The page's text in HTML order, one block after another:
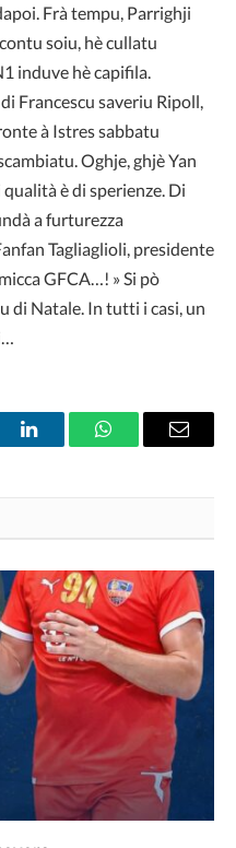
Frà tempu, Parrighji
soiu, hè cullatu
induve hè capifila.
di Francescu saveriu Ripoll,
à Istres sabbatu
Oghje, ghjè Yan
è di sperienze. Di
a furturezza
Tagliaglioli, presidente
GFCA…! » Si pò
di Natale. In tutti i casi, un
LinkedInWhatsAppEmail